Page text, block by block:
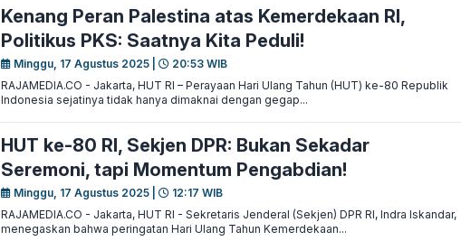
Kenang Peran Palestina atas Kemerdekaan RI,
Politikus PKS: Saatnya Kita Peduli!
Minggu, 17 Agustus 2025 |
20:53 WIB
RAJAMEDIA.CO - Jakarta, HUT RI – Perayaan Hari Ulang Tahun (HUT) ke-80 Republik
Indonesia sejatinya tidak hanya dimaknai dengan gegap...
HUT ke-80 RI, Sekjen DPR: Bukan Sekadar
Seremoni, tapi Momentum Pengabdian!
Minggu, 17 Agustus 2025 |
12:17 WIB
RAJAMEDIA.CO - Jakarta, HUT RI - Sekretaris Jenderal (Sekjen) DPR RI, Indra Iskandar,
menegaskan bahwa peringatan Hari Ulang Tahun Kemerdekaan...